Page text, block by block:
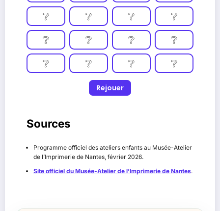
❔ ❔ ❔
❔
❔
❔ ❔
❔
❔
❔ ❔ ❔
Rejouer
Sources
Programme officiel des ateliers enfants au Musée-Atelier
de l’Imprimerie de Nantes, février 2026.
Site officiel du Musée-Atelier de l’Imprimerie de Nantes.